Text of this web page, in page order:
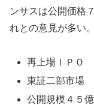
ンサスは公開価格
れとの意見が多い。
再上場ＩＰＯ
東証二部市場
公開規模４５